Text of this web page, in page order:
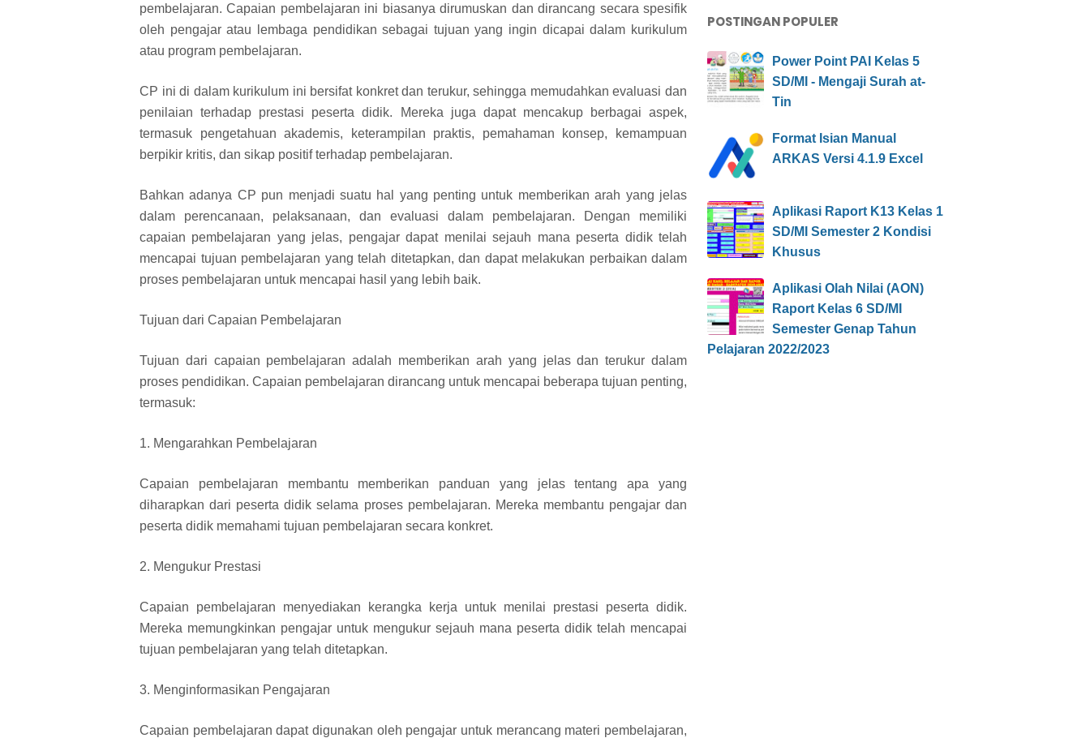
pembelajaran. Capaian pembelajaran ini biasanya dirumuskan dan dirancang secara spesifik
oleh pengajar atau lembaga pendidikan sebagai tujuan yang ingin dicapai dalam kurikulum
atau program pembelajaran.
CP ini di dalam kurikulum ini bersifat konkret dan terukur, sehingga memudahkan evaluasi dan
penilaian terhadap prestasi peserta didik. Mereka juga dapat mencakup berbagai aspek,
termasuk pengetahuan akademis, keterampilan praktis, pemahaman konsep, kemampuan
berpikir kritis, dan sikap positif terhadap pembelajaran.
Bahkan adanya CP pun menjadi suatu hal yang penting untuk memberikan arah yang jelas
dalam perencanaan, pelaksanaan, dan evaluasi dalam pembelajaran. Dengan memiliki
capaian pembelajaran yang jelas, pengajar dapat menilai sejauh mana peserta didik telah
mencapai tujuan pembelajaran yang telah ditetapkan, dan dapat melakukan perbaikan dalam
proses pembelajaran untuk mencapai hasil yang lebih baik.
Tujuan dari Capaian Pembelajaran
Tujuan dari capaian pembelajaran adalah memberikan arah yang jelas dan terukur dalam
proses pendidikan. Capaian pembelajaran dirancang untuk mencapai beberapa tujuan penting,
termasuk:
1. Mengarahkan Pembelajaran
Capaian pembelajaran membantu memberikan panduan yang jelas tentang apa yang
diharapkan dari peserta didik selama proses pembelajaran. Mereka membantu pengajar dan
peserta didik memahami tujuan pembelajaran secara konkret.
2. Mengukur Prestasi
Capaian pembelajaran menyediakan kerangka kerja untuk menilai prestasi peserta didik.
Mereka memungkinkan pengajar untuk mengukur sejauh mana peserta didik telah mencapai
tujuan pembelajaran yang telah ditetapkan.
3. Menginformasikan Pengajaran
Capaian pembelajaran dapat digunakan oleh pengajar untuk merancang materi pembelajaran,
POSTINGAN POPULER
Power Point PAI Kelas 5
SD/MI - Mengaji Surah at-
Tin
Format Isian Manual
ARKAS Versi 4.1.9 Excel
Aplikasi Raport K13 Kelas 1
SD/MI Semester 2 Kondisi
Khusus
Aplikasi Olah Nilai (AON)
Raport Kelas 6 SD/MI
Semester Genap Tahun
Pelajaran 2022/2023